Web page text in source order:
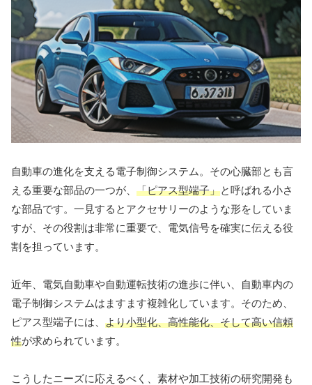
自動車の進化を支える電子制御システム。その心臓部とも言
える重要な部品の一つが、 「ピアス型端子」と呼ばれる小さ
な部品です。一見するとアクセサリーのような形をしていま
すが、その役割は非常に重要で、電気信号を確実に伝える役
割を担っています。
近年、電気自動車や自動運転技術の進歩に伴い、自動車内の
電子制御システムはますます複雑化しています。そのため、
ピアス型端子には、 より小型化、高性能化、そして高い信頼
性が求められています。
こうしたニーズに応えるべく、素材や加工技術の研究開発も